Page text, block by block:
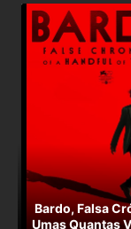
Bardo, Falsa
Umas Quantas